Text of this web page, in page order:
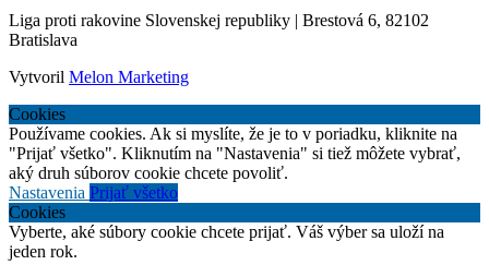
Liga proti rakovine Slovenskej republiky | Brestová 6, 82102
Bratislava
Vytvoril Melon Marketing
Cookies
Používame cookies. Ak si myslíte, že je to v poriadku, kliknite na
"Prijať všetko". Kliknutím na "Nastavenia" si tiež môžete vybrať,
aký druh súborov cookie chcete povoliť.
Nastavenia Prijať všetko
Cookies
Vyberte, aké súbory cookie chcete prijať. Váš výber sa uloží na
jeden rok.